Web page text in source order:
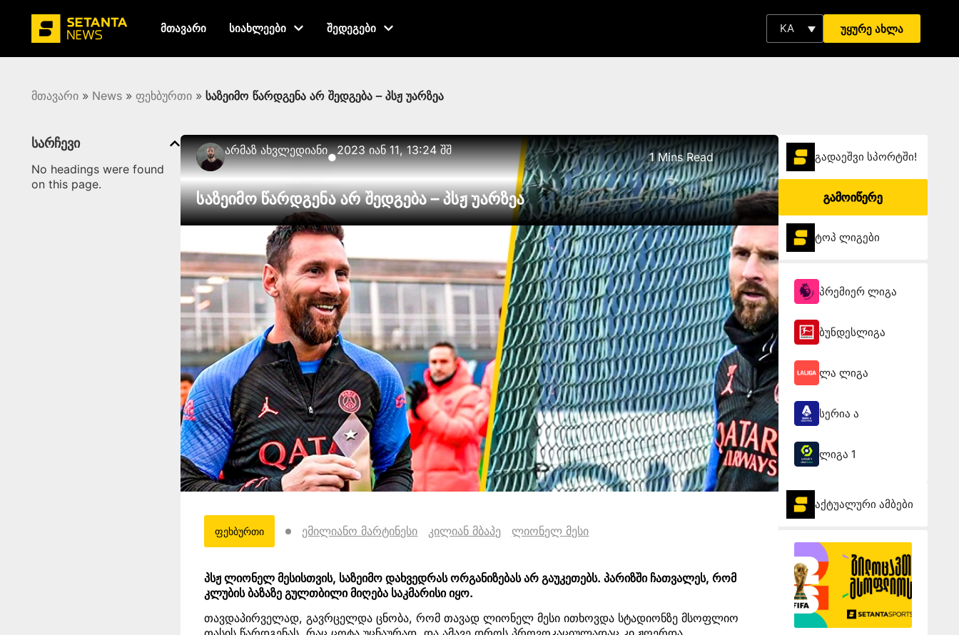
მთავარი სიახლეები შედეგები KA უყურე ახლა
მთავარი » News » ფეხბურთი » საზეიმო წარდგენა არ შედგება – პსჟ უარზეა
სარჩევი
No headings were found
on this page.
Არმაზ Ახვლედიანი●2023 იან 11, 13:24 შშ 1 Mins Read
საზეიმო წარდგენა არ შედგება – პსჟ უარზეა
ფეხბურთი ემილიანო მარტინესი კილიან მბაპე ლიონელ მესი
პსჟ ლიონელ მესისთვის, საზეიმო დახვედრას ორგანიზებას არ გაუკეთებს. პარიზში ჩათვალეს, რომ
კლუბის ბაზაზე გულთბილი მიღება საკმარისი იყო.
თავდაპირველად, გავრცელდა ცნობა, რომ თავად ლიონელ მესი ითხოვდა სტადიონზე მსოფლიო
გადაეშვი სპორტში!
გამოიწერე
ტოპ ლიგები
პრემიერ ლიგა
ბუნდესლიგა
ლა ლიგა
სერია ა
ლიგა 1
აქტუალური ამბები